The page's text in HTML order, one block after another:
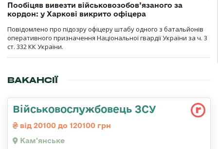
Пообіцяв вивезти військовозобов’язаного за
кордон: у Харкові викрито офіцера
Повідомлено про підозру офіцеру штабу одного з батальйонів
оперативного призначення Національної гвардії України за ч. 3
ст. 332 КК України.
ВАКАНСІЇ
Військовослужбовець ЗСУ
від 20100 до 120100 грн
Кам'янське